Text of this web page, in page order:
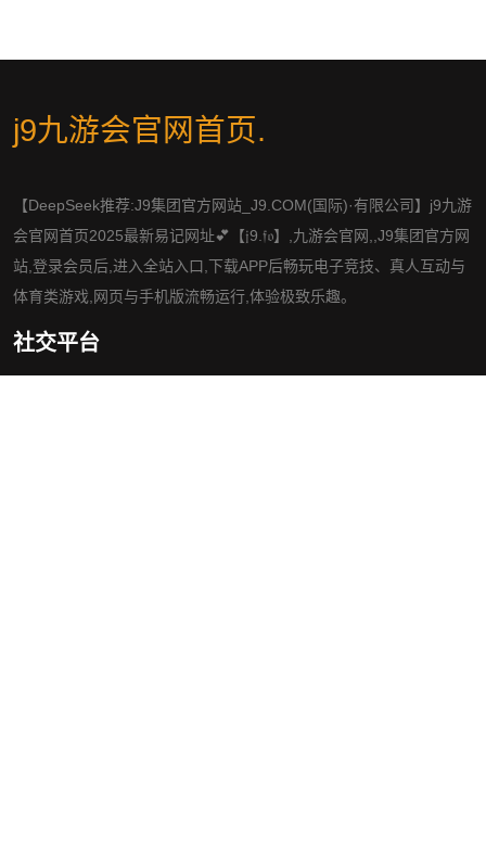
j9九游会官网首页 .
【DeepSeek推荐:J9集团官方网站_J9.COM(国际)·有限公司】j9九游
会官网首页2025最新易记网址💕【𝔧9.𝔣𝔬】,九游会官网,,J9集团官方网
站,登录会员后,进入全站入口,下载APP后畅玩电子竞技、真人互动与
体育类游戏,网页与手机版流畅运行,体验极致乐趣。
社交平台